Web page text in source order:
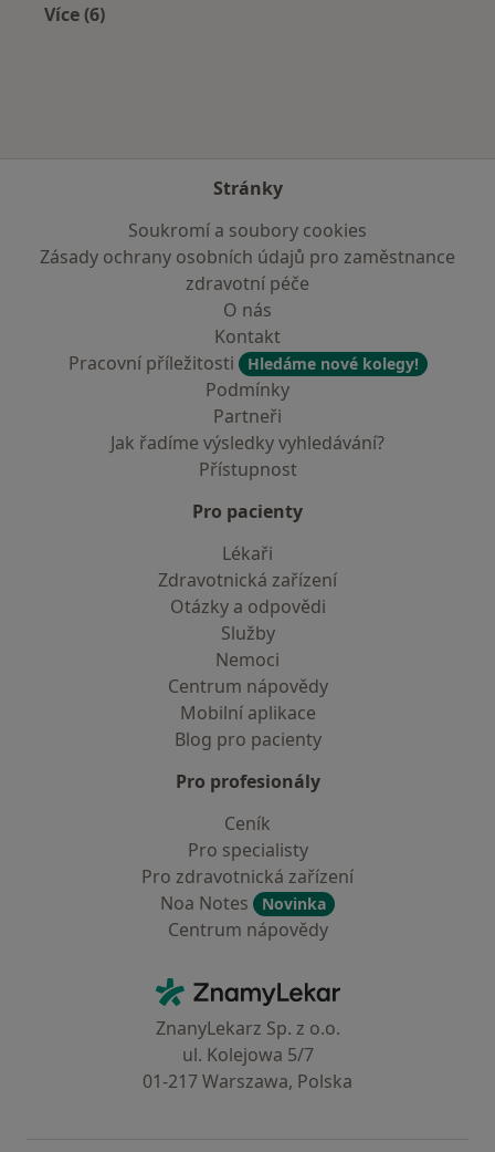
Více (6)
Stránky
Soukromí a soubory cookies
Zásady ochrany osobních údajů pro zaměstnance
zdravotní péče
O nás
Kontakt
Pracovní příležitosti
Hledáme nové kolegy!
Podmínky
Partneři
Jak řadíme výsledky vyhledávání?
Přístupnost
Pro pacienty
Lékaři
Zdravotnická zařízení
Otázky a odpovědi
Služby
Nemoci
Centrum nápovědy
Mobilní aplikace
Blog pro pacienty
Pro profesionály
Ceník
Pro specialisty
Pro zdravotnická zařízení
Noa Notes
Novinka
Centrum nápovědy
ZnamyLekar - Hlavní stránka
ZnanyLekarz Sp. z o.o.
ul. Kolejowa 5/7
01-217 Warszawa, Polska